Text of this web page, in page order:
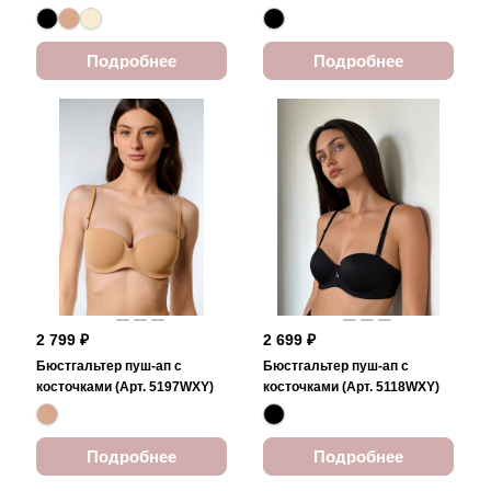
Подробнее Подробнее
2 799 ₽
Бюстгальтер пуш-ап с
косточками (Арт. 5197WXY)
Подробнее
2 699 ₽
Бюстгальтер пуш-ап с
косточками (Арт. 5118WXY)
Подробнее